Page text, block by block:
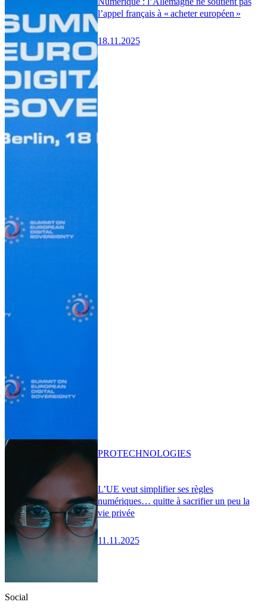
l’appel français à « acheter européen »
18.11.2025
L’UE veut simplifier ses règles
numériques… quitte à sacrifier un peu la
vie privée
11.11.2025
PROTECHNOLOGIES
Social